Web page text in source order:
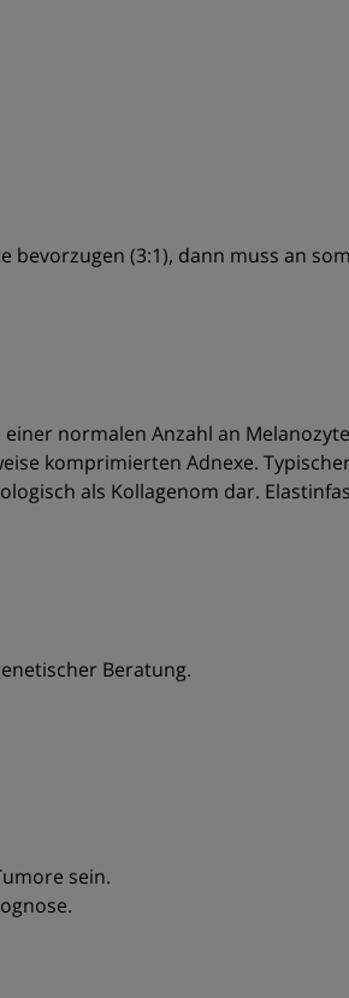
(3:1), dann muss an
normalen Anzahl an
komprimierten Adnexe.
als Kollagenom dar.
Beratung.
sein.